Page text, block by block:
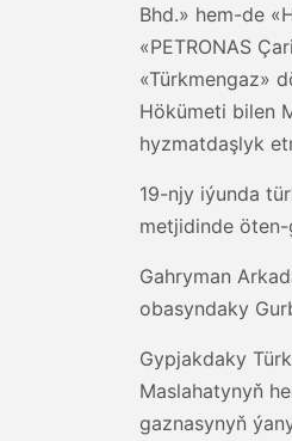
Bhd.» hem-de
«PETRONAS
«Türkmengaz»
Hökümeti bilen
hyzmatdaşlyk
19-njy iýunda
metjidinde
Gahryman
obasyndaky
Gypjakdaky
Maslahatynyň
gaznasynyň